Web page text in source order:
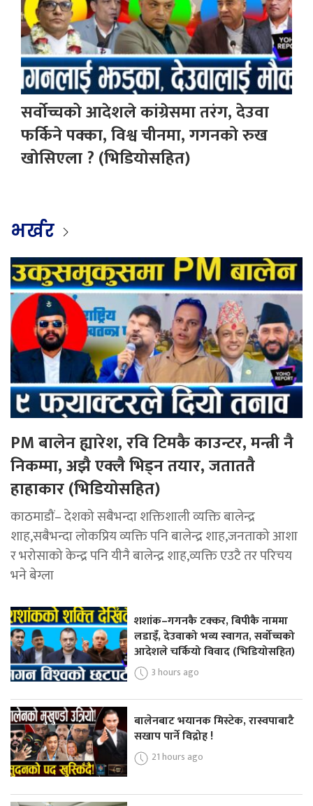
सर्वोच्चको आदेशले कांग्रेसमा तरंग, देउवा
फर्किने पक्का, विश्व चीनमा, गगनको रुख
खोसिएला ? (भिडियोसहित)
भर्खर
PM बालेन ह्यारेश, रवि टिमकै काउन्टर, मन्त्री नै
निकम्मा, अझै एक्लै भिड्न तयार, जताततै
हाहाकार (भिडियोसहित)
काठमाडौं– देशको सबैभन्दा शक्तिशाली व्यक्ति बालेन्द्र
शाह,सबैभन्दा लोकप्रिय व्यक्ति पनि बालेन्द्र शाह,जनताको आशा
र भरोसाको केन्द्र पनि यीनै बालेन्द्र शाह,व्यक्ति एउटै तर परिचय
भने बेग्ला
शशांक–गगनकै टक्कर, बिपीकै नाममा
लडाइँ, देउवाको भव्य स्वागत, सर्वोच्चको
आदेशले चर्कियो विवाद (भिडियोसहित)
3 hours ago
बालेनबाट भयानक मिस्टेक, रास्वपाबाटै
सखाप पार्ने विद्रोह !
21 hours ago